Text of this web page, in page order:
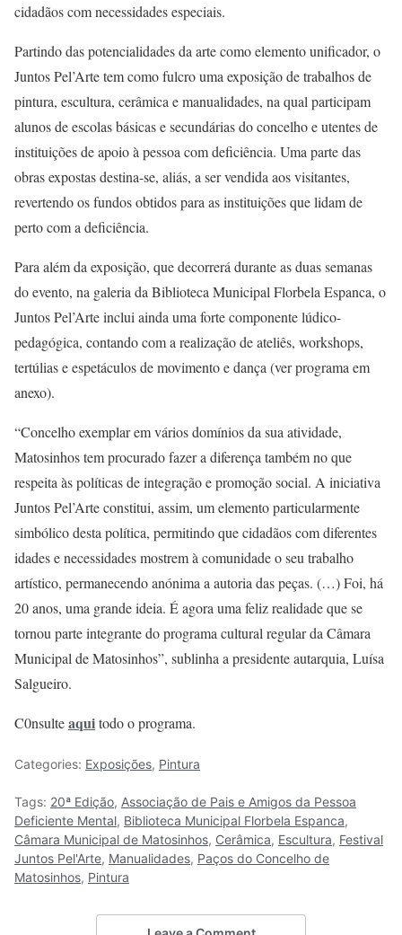
cidadãos com necessidades especiais.
Partindo das potencialidades da arte como elemento unificador, o
Juntos Pel’Arte tem como fulcro uma exposição de trabalhos de
pintura, escultura, cerâmica e manualidades, na qual participam
alunos de escolas básicas e secundárias do concelho e utentes de
instituições de apoio à pessoa com deficiência. Uma parte das
obras expostas destina-se, aliás, a ser vendida aos visitantes,
revertendo os fundos obtidos para as instituições que lidam de
perto com a deficiência.
Para além da exposição, que decorrerá durante as duas semanas
do evento, na galeria da Biblioteca Municipal Florbela Espanca, o
Juntos Pel’Arte inclui ainda uma forte componente lúdico-
pedagógica, contando com a realização de ateliês, workshops,
tertúlias e espetáculos de movimento e dança (ver programa em
anexo).
“Concelho exemplar em vários domínios da sua atividade,
Matosinhos tem procurado fazer a diferença também no que
respeita às políticas de integração e promoção social. A iniciativa
Juntos Pel’Arte constitui, assim, um elemento particularmente
simbólico desta política, permitindo que cidadãos com diferentes
idades e necessidades mostrem à comunidade o seu trabalho
artístico, permanecendo anónima a autoria das peças. (…) Foi, há
20 anos, uma grande ideia. É agora uma feliz realidade que se
tornou parte integrante do programa cultural regular da Câmara
Municipal de Matosinhos”, sublinha a presidente autarquia, Luísa
Salgueiro.
C0nsulteaquitodo o programa.
Categories: Exposições, Pintura
Tags: 20ª Edição, Associação de Pais e Amigos da Pessoa
Deficiente Mental, Biblioteca Municipal Florbela Espanca,
Câmara Municipal de Matosinhos, Cerâmica, Escultura, Festival
Juntos Pel'Arte, Manualidades, Paços do Concelho de
Matosinhos, Pintura